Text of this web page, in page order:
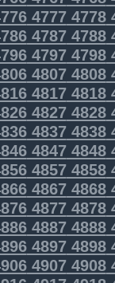
47774778
47874788
47974798
48074808
48174818
48274828
48374838
48474848
48574858
48674868
48774878
48874888
48974898
49074908